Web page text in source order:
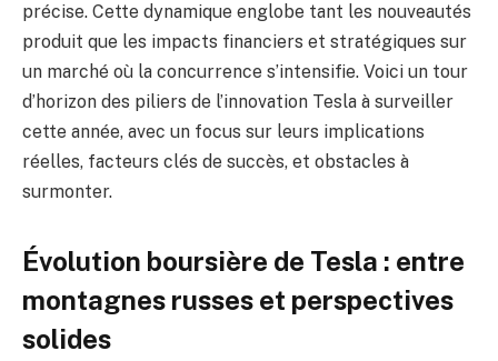
précise. Cette dynamique englobe tant les nouveautés
produit que les impacts financiers et stratégiques sur
un marché où la concurrence s’intensifie. Voici un tour
d’horizon des piliers de l’innovation Tesla à surveiller
cette année, avec un focus sur leurs implications
réelles, facteurs clés de succès, et obstacles à
surmonter.
Évolution boursière de Tesla : entre
montagnes russes et perspectives
solides